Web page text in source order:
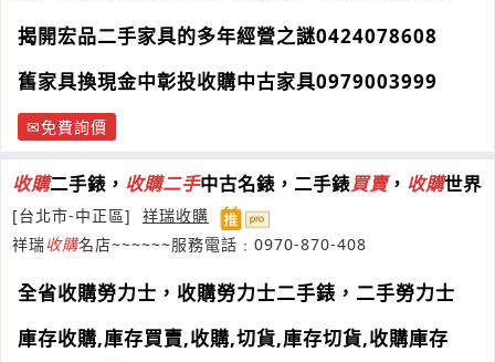
揭開宏品二手家具的多年經營之謎0424078608
舊家具換現金中彰投收購中古家具0979003999
免費詢價
收購二手錶， 收購二手中古名錶，二手錶買賣， 收購世界
[台北市-中正區]
祥瑞收購
祥瑞收購名店~~~~~~服務電話﹕0970-870-408
全省收購勞力士，收購勞力士二手錶，二手勞力士
庫存收購,庫存買賣,收購,切貨,庫存切貨,收購庫存